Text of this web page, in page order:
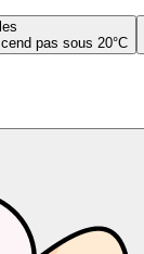
pas sous 20°C